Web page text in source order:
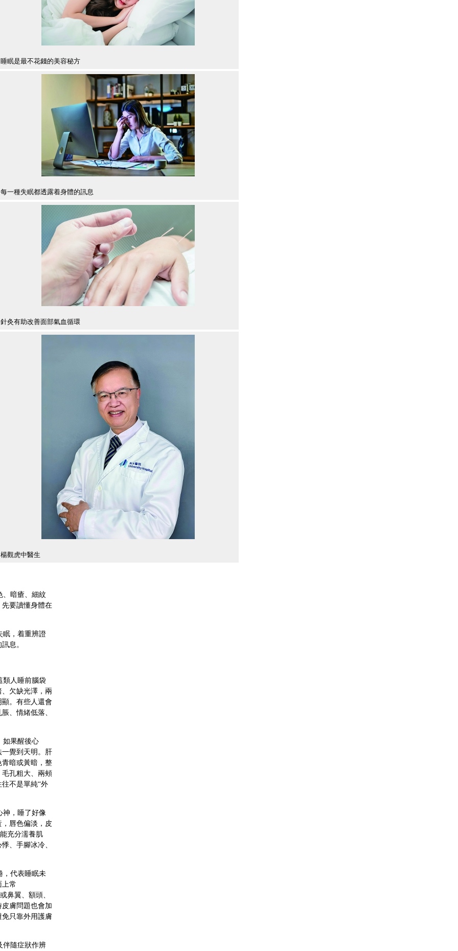
睡眠是最不花錢的美容秘方
每一種失眠都透露着身體的訊息
針灸有助改善面部氣血循環
楊觀虎中醫生
暗瘡、細紋
要讀懂身體在
，着重辨證
息。
人睡前腦袋
欠缺光澤，兩
。有些人還會
、情緒低落、
果醒後心
覺到天明。肝
暗或黃暗，整
孔粗大、兩頰
不是單純“外
，睡了好像
唇色偏淡，皮
充分濡養肌
、手腳冰冷、
代表睡眠未
常
鼻翼、額頭、
膚問題也會加
只靠外用護膚
隨症狀作辨